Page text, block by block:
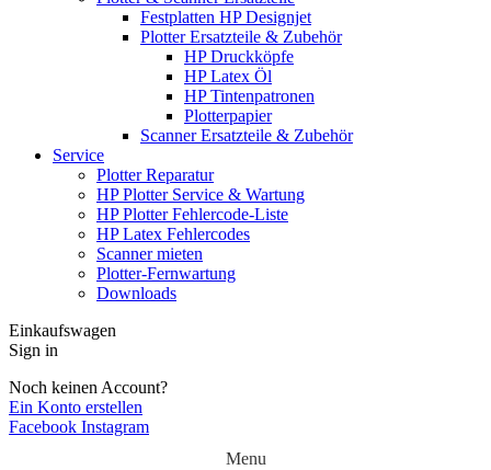
Festplatten HP Designjet
Plotter Ersatzteile & Zubehör
HP Druckköpfe
HP Latex Öl
HP Tintenpatronen
Plotterpapier
Scanner Ersatzteile & Zubehör
Service
Plotter Reparatur
HP Plotter Service & Wartung
HP Plotter Fehlercode-Liste
HP Latex Fehlercodes
Scanner mieten
Plotter-Fernwartung
Downloads
Einkaufswagen
Sign in
Noch keinen Account?
Ein Konto erstellen
Facebook Instagram
Menu